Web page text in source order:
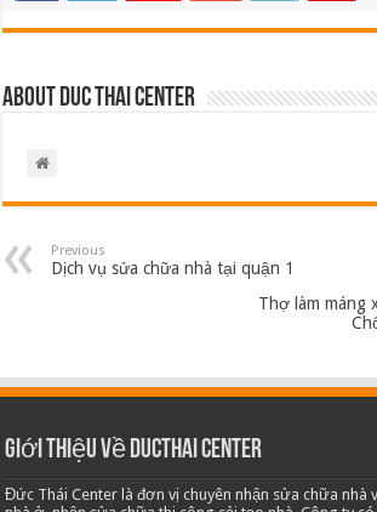
About Duc Thai Center
Previous
Dịch vụ sửa chữa nhà tại quận 1
Thợ làm máng
Giới thiệu về Ducthai Center
Đức Thái Center là đơn vị chuyên nhận sửa chữa nhà